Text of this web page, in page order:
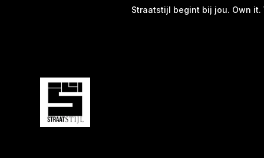
Straatstijl begint bij jou. Own it.